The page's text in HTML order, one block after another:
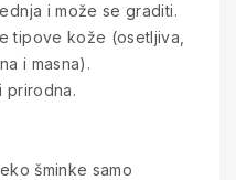
i može se graditi.
tipove kože (osetljiva,
i masna).
prirodna.
šminke samo